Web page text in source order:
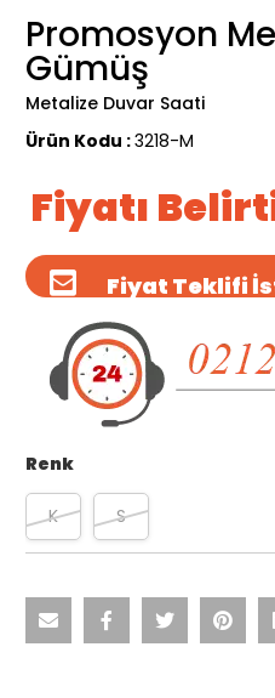
Promosyon
Gümüş
Metalize Duvar Saati
Ürün Kodu :3218-M
Fiyatı
Fiyat Teklifi
Renk
K S